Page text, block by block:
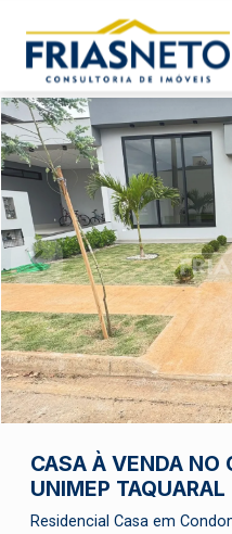
CASA À VENDA NO
UNIMEP TAQUARAL
Residencial Casa em